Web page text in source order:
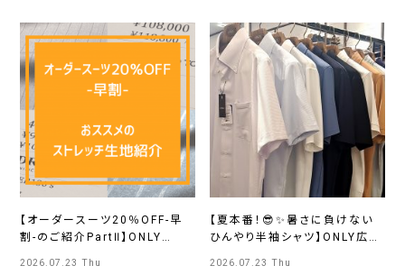
【オーダースーツ20％OFF-早
割-のご紹介PartⅡ】ONLY
2026.07.23 Thu
【夏本番！😎✨暑さに負けない
ひんやり半袖シャツ】ONLY広島
2026.07.23 Thu